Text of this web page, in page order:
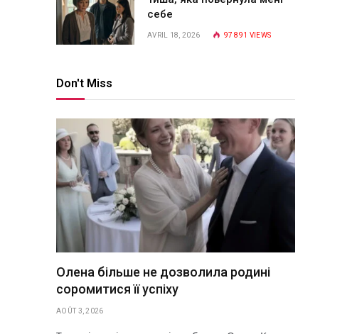
себе
AVRIL 18, 2026 97 891 VIEWS
Don't Miss
Олена більше не дозволила родині
соромитися її успіху
AOÛT 3, 2026